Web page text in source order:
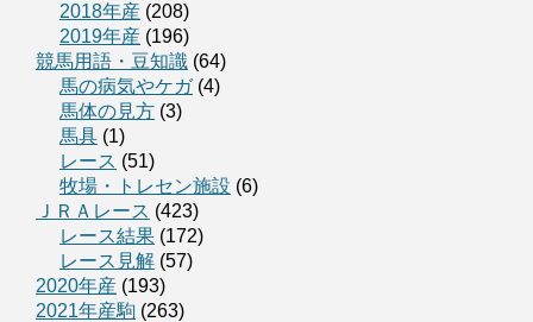
2018年産 (208)
2019年産 (196)
競馬用語・豆知識 (64)
馬の病気やケガ(4)
馬体の見方 (3)
馬具 (1)
レース (51)
牧場・トレセン施設 (6)
ＪＲＡレース (423)
レース結果 (172)
レース見解 (57)
2020年産 (193)
2021年産駒 (263)